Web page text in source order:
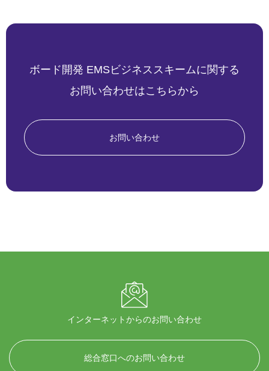
ボード開発 EMSビジネススキームに関する
お問い合わせはこちらから
お問い合わせ
インターネットからのお問い合わせ
総合窓口へのお問い合わせ